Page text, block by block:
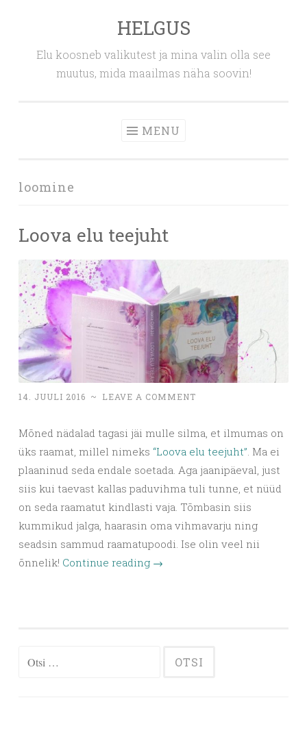
HELGUS
Elu koosneb valikutest ja mina valin olla see
muutus, mida maailmas näha soovin!
MENU
loomine
Loova elu teejuht
14. JUULI 2016 ~ LEAVE A COMMENT
Mõned nädalad tagasi jäi mulle silma, et ilmumas on
üks raamat, millel nimeks “Loova elu teejuht”. Ma ei
plaaninud seda endale soetada. Aga jaanipäeval, just
siis kui taevast kallas paduvihma tuli tunne, et nüüd
on seda raamatut kindlasti vaja. Tõmbasin siis
kummikud jalga, haarasin oma vihmavarju ning
seadsin sammud raamatupoodi. Ise olin veel nii
õnnelik! Continue reading →
Otsi: